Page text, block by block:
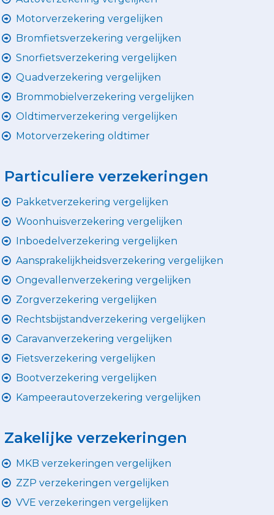
Motorverzekering vergelijken
Bromfietsverzekering vergelijken
Snorfietsverzekering vergelijken
Quadverzekering vergelijken
Brommobielverzekering vergelijken
Oldtimerverzekering vergelijken
Motorverzekering oldtimer
Particuliere verzekeringen
Pakketverzekering vergelijken
Woonhuisverzekering vergelijken
Inboedelverzekering vergelijken
Aansprakelijkheidsverzekering vergelijken
Ongevallenverzekering vergelijken
Zorgverzekering vergelijken
Rechtsbijstandverzekering vergelijken
Caravanverzekering vergelijken
Fietsverzekering vergelijken
Bootverzekering vergelijken
Kampeerautoverzekering vergelijken
Zakelijke verzekeringen
MKB verzekeringen vergelijken
ZZP verzekeringen vergelijken
VVE verzekeringen vergelijken